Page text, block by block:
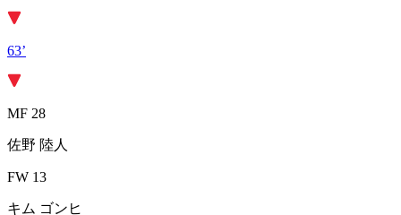
63’
MF 28
佐野 陸人
FW 13
キム ゴンヒ